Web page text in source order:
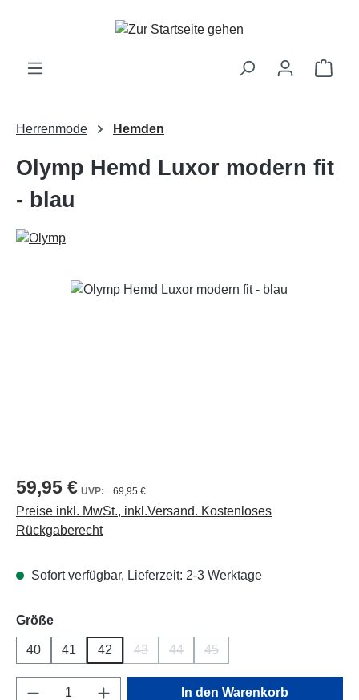
Zum Hauptinhalt springen
Herrenmode Hemden
Olymp Hemd Luxor modern fit
- blau
Bildergalerie überspringen
59,95 € 69,95 €
Preise inkl. MwSt., inkl.Versand. Kostenloses
Rückgaberecht
Sofort verfügbar, Lieferzeit: 2-3 Werktage
Größeauswählen
40 41 42 43 44 45
Produkt Anzahl: Gib den gewünschten
In den Warenkorb